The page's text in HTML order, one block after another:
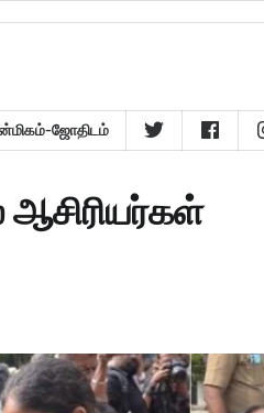
ஜோதிடம்
ஆசிரியர்கள்